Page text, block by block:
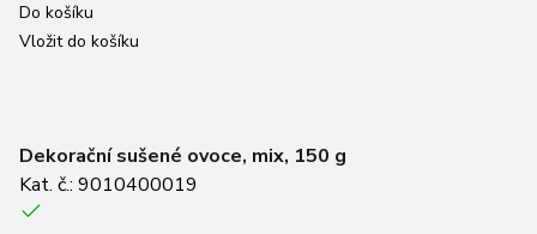
Do košíku
Vložit do košíku
Dekorační sušené ovoce, mix, 150 g
Kat. č.: 9010400019